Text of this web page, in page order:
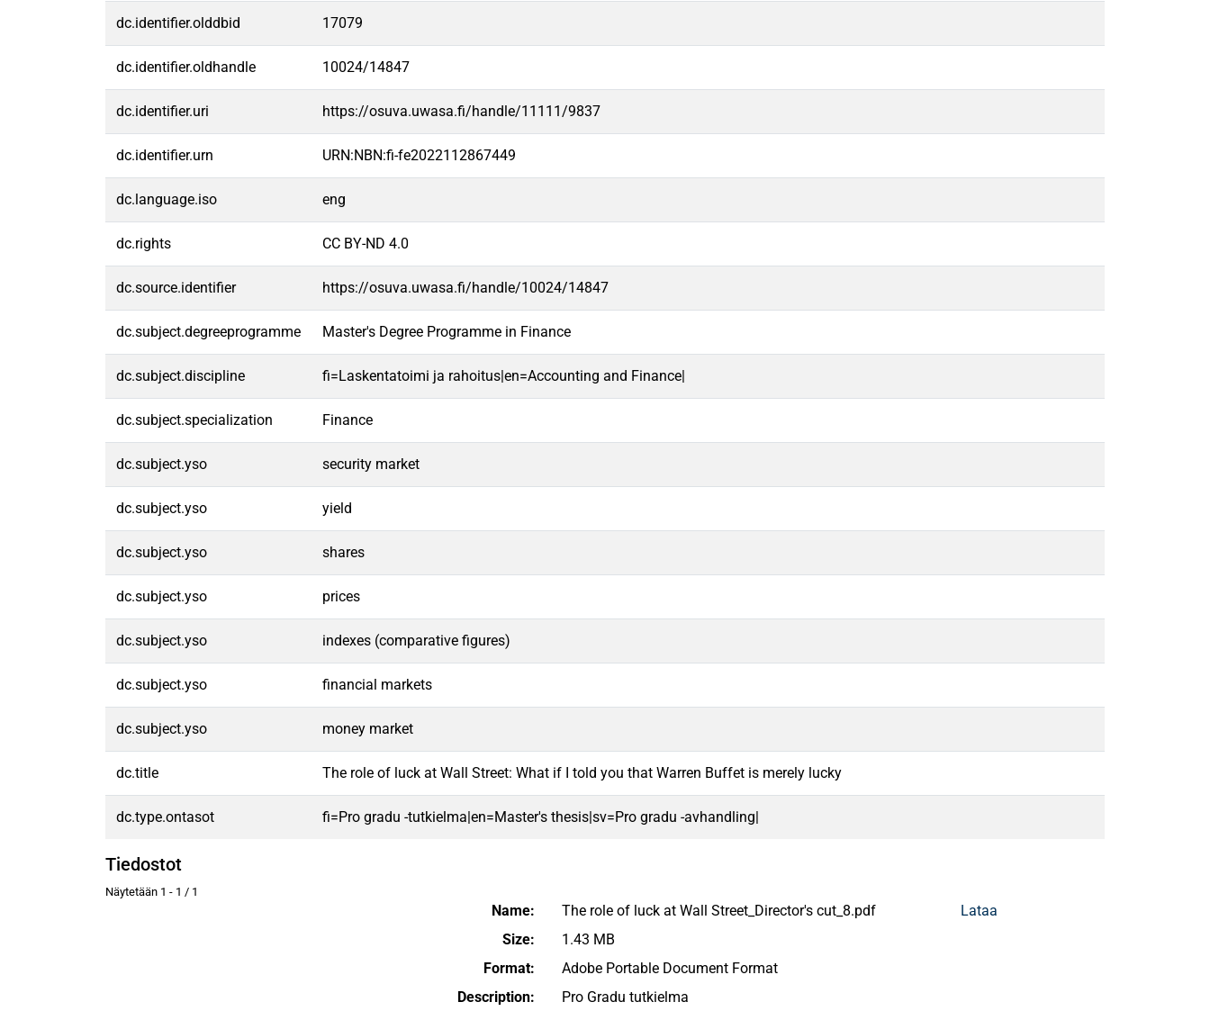
dc.identifier.olddbid 17079
dc.identifier.oldhandle 10024/14847
dc.identifier.uri https://osuva.uwasa.fi/handle/11111/9837
dc.identifier.urn URN:NBN:fi-fe2022112867449
dc.language.iso eng
dc.rights CC BY-ND 4.0
dc.source.identifier https://osuva.uwasa.fi/handle/10024/14847
dc.subject.degreeprogramme Master's Degree Programme in Finance
dc.subject.discipline fi=Laskentatoimi ja rahoitus|en=Accounting and Finance|
dc.subject.specialization Finance
dc.subject.yso security market
dc.subject.yso yield
dc.subject.yso shares
dc.subject.yso prices
dc.subject.yso indexes (comparative figures)
dc.subject.yso financial markets
dc.subject.yso money market
dc.title The role of luck at Wall Street: What if I told you that Warren Buffet is merely lucky
dc.type.ontasot fi=Pro gradu -tutkielma|en=Master's thesis|sv=Pro gradu -avhandling|
Tiedostot
Näytetään 1 - 1 / 1
Name:
The role of luck at Wall Street_Director's cut_8.pdf
Size:
1.43 MB
Format:
Adobe Portable Document Format
Description:
Pro Gradu tutkielma
Lataa